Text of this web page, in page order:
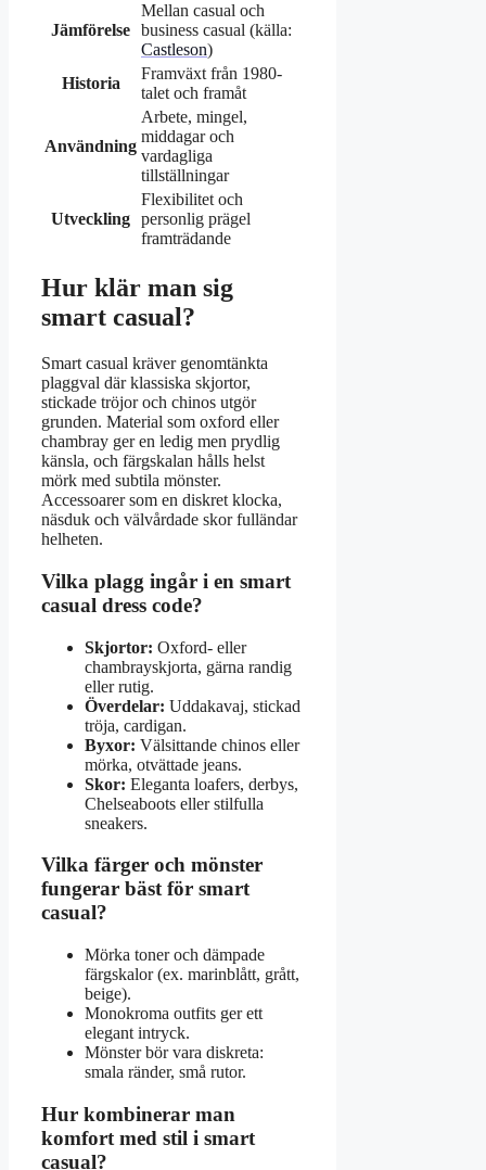
Jämförelse
Mellan casual och
business casual (källa:
Castleson)
Historia
Framväxt från 1980-
talet och framåt
Användning
Arbete, mingel,
middagar och
vardagliga
tillställningar
Utveckling
Flexibilitet och
personlig prägel
framträdande
Hur klär man sig
smart casual?
Smart casual kräver genomtänkta
plaggval där klassiska skjortor,
stickade tröjor och chinos utgör
grunden. Material som oxford eller
chambray ger en ledig men prydlig
känsla, och färgskalan hålls helst
mörk med subtila mönster.
Accessoarer som en diskret klocka,
näsduk och välvårdade skor fulländar
helheten.
Vilka plagg ingår i en smart
casual dress code?
Skjortor: Oxford- eller
chambrayskjorta, gärna randig
eller rutig.
Överdelar: Uddakavaj, stickad
tröja, cardigan.
Byxor: Välsittande chinos eller
mörka, otvättade jeans.
Skor: Eleganta loafers, derbys,
Chelseaboots eller stilfulla
sneakers.
Vilka färger och mönster
fungerar bäst för smart
casual?
Mörka toner och dämpade
färgskalor (ex. marinblått, grått,
beige).
Monokroma outfits ger ett
elegant intryck.
Mönster bör vara diskreta:
smala ränder, små rutor.
Hur kombinerar man
komfort med stil i smart
casual?